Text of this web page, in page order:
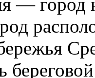
— город